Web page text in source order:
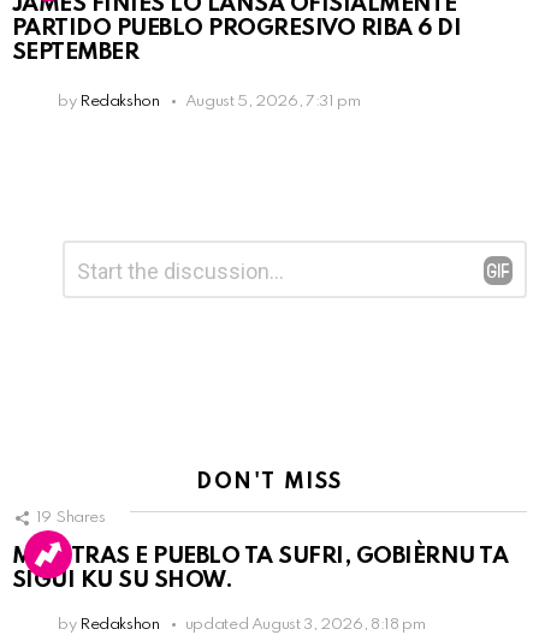
PARTIDO PUEBLO PROGRESIVO RIBA 6 DI
SEPTEMBER
by Redakshon August 5, 2026, 7:31 pm
Reply
DON'T MISS
19 Shares
MIENTRAS E PUEBLO TA SUFRI, GOBIÈRNU TA
SIGUI KU SU SHOW.
by Redakshon updated August 3, 2026, 8:18 pm